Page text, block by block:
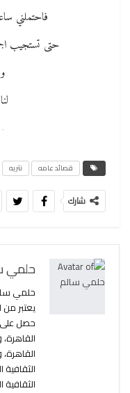
فاحتملني
حتى تستجيب
قصائد عامه نثريه
شارك
حلمي
يعتبر
حصل على